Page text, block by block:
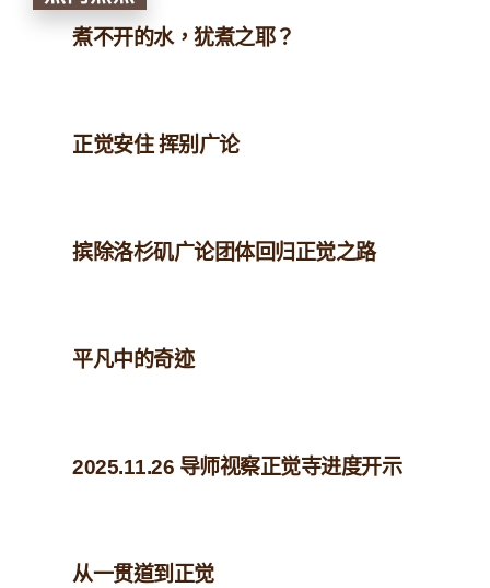
煮不开的水，犹煮之耶？
正觉安住 挥别广论
摈除洛杉矶广论团体回归正觉之路
平凡中的奇迹
2025.11.26 导师视察正觉寺进度开示
从一贯道到正觉